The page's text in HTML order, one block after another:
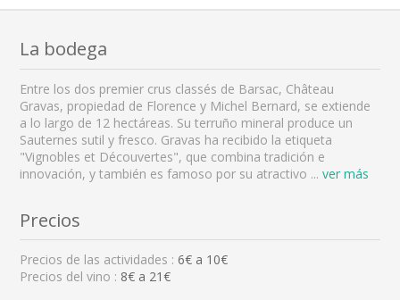
La bodega
Entre los dos premier crus classés de Barsac, Château
Gravas, propiedad de Florence y Michel Bernard, se extiende
a lo largo de 12 hectáreas. Su terruño mineral produce un
Sauternes sutil y fresco. Gravas ha recibido la etiqueta
"Vignobles et Découvertes", que combina tradición e
innovación, y también es famoso por su atractivo ... ver más
Precios
Precios de las actividades : 6€ a 10€
Precios del vino : 8€ a 21€